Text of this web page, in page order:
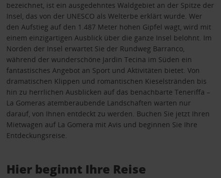
bezeichnet, ist ein ausgedehntes Waldgebiet an der Spitze der
Insel, das von der UNESCO als Welterbe erklärt wurde. Wer
den Aufstieg auf den 1.487 Meter hohen Gipfel wagt, wird mit
einem einzigartigen Ausblick über die ganze Insel belohnt. Im
Norden der Insel erwartet Sie der Rundweg Barranco,
während der wunderschöne Jardin Tecina im Süden ein
fantastisches Angebot an Sport und Aktivitäten bietet. Von
dramatischen Klippen und romantischen Kieselstränden bis
hin zu herrlichen Ausblicken auf das benachbarte Teneriffa –
La Gomeras atemberaubende Landschaften warten nur
darauf, von Ihnen entdeckt zu werden. Buchen Sie jetzt Ihren
Mietwagen auf La Gomera mit Avis und beginnen Sie Ihre
Entdeckungsreise.
Hier beginnt Ihre Reise